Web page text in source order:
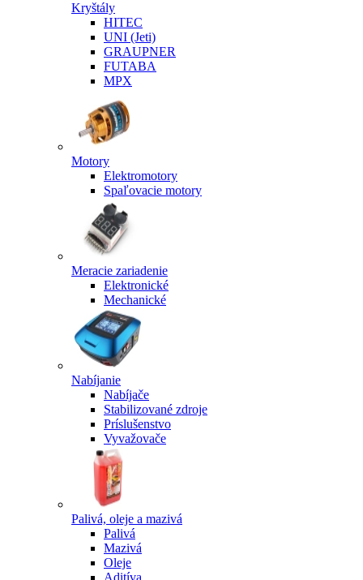
Kryštály
HITEC
UNI (Jeti)
GRAUPNER
FUTABA
MPX
Motory
Elektromotory
Spaľovacie motory
Meracie zariadenie
Elektronické
Mechanické
Nabíjanie
Nabíjače
Stabilizované zdroje
Príslušenstvo
Vyvažovače
Palivá, oleje a mazivá
Palivá
Mazivá
Oleje